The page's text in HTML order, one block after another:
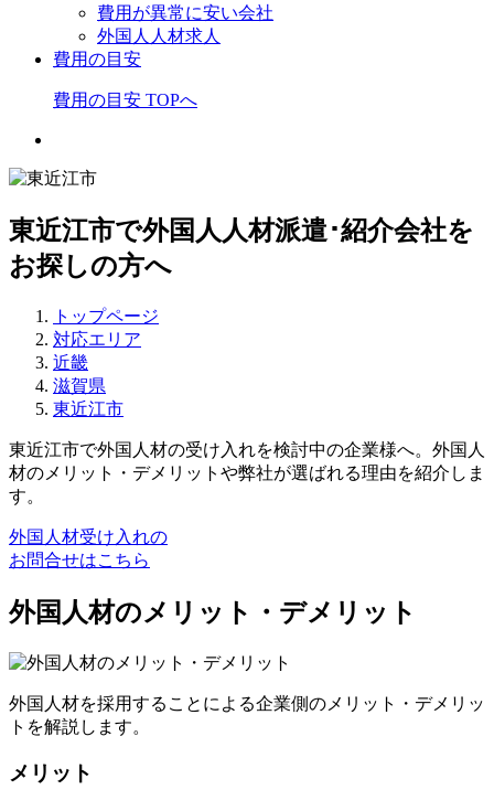
費用が異常に安い会社
外国人人材求人
費用の目安
費用の目安 TOPへ
東近江市で外国人人材派遣･紹介会社を
お探しの方へ
トップページ
対応エリア
近畿
滋賀県
東近江市
東近江市で外国人材の受け入れを検討中の企業様へ。外国人
材のメリット・デメリットや弊社が選ばれる理由を紹介しま
す。
外国人材受け入れの
お問合せはこちら
外国人材のメリット・デメリット
外国人材を採用することによる企業側のメリット・デメリッ
トを解説します。
メリット